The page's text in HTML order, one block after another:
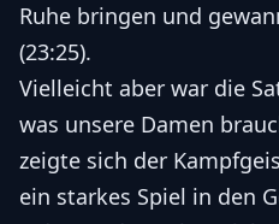
Ruhe bringen und
(23:25).
Vielleicht aber war die
was unsere Damen
zeigte sich der
ein starkes Spiel in den